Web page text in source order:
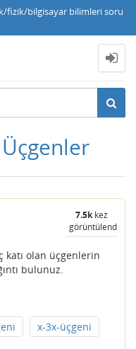
fizik/bilgisayar bilimleri soru
Üçgenler
7.5kkez
görüntülendi
katı olan üçgenlerin
bulunuz.
x-3x-üçgeni